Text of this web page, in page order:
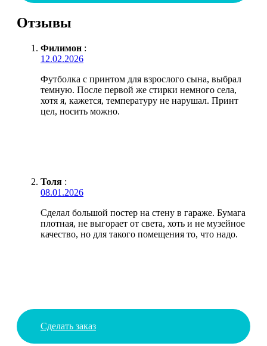
Отзывы
Филимон :
12.02.2026
Футболка с принтом для взрослого сына, выбрал
темную. После первой же стирки немного села,
хотя я, кажется, температуру не нарушал. Принт
цел, носить можно.
Толя :
08.01.2026
Сделал большой постер на стену в гараже. Бумага
плотная, не выгорает от света, хоть и не музейное
качество, но для такого помещения то, что надо.
Сделать заказ